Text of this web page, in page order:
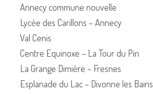
Annecy commune nouvelle
Lycée des Carillons – Annecy
Val Cenis
Centre Equinoxe – La Tour du Pin
La Grange Dimière – Fresnes
Esplanade du Lac – Divonne les Bains